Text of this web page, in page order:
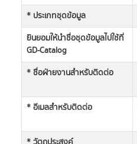
* ประเภทชุดข้อมูล
ยินยอมให้นำชื่อชุดข้อมูลไปใช้ที่
GD-Catalog
* ชื่อฝ่ายงานสำหรับติดต่อ
* อีเมลสำหรับติดต่อ